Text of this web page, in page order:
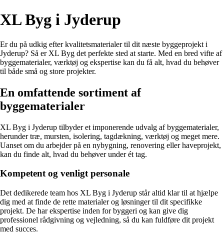
XL Byg i Jyderup
Er du på udkig efter kvalitetsmaterialer til dit næste byggeprojekt i
Jyderup? Så er XL Byg det perfekte sted at starte. Med en bred vifte af
byggematerialer, værktøj og ekspertise kan du få alt, hvad du behøver
til både små og store projekter.
En omfattende sortiment af
byggematerialer
XL Byg i Jyderup tilbyder et imponerende udvalg af byggematerialer,
herunder træ, mursten, isolering, tagdækning, værktøj og meget mere.
Uanset om du arbejder på en nybygning, renovering eller haveprojekt,
kan du finde alt, hvad du behøver under ét tag.
Kompetent og venligt personale
Det dedikerede team hos XL Byg i Jyderup står altid klar til at hjælpe
dig med at finde de rette materialer og løsninger til dit specifikke
projekt. De har ekspertise inden for byggeri og kan give dig
professionel rådgivning og vejledning, så du kan fuldføre dit projekt
med succes.